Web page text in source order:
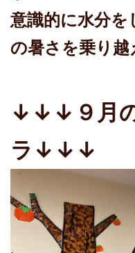
意識的に水分
の暑さを乗り越
↓↓↓９月の
ラ↓↓↓